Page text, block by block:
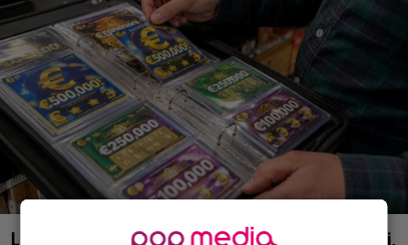
Lapset ostivat isälle lahjaksi arvan – päävoitto tuli,